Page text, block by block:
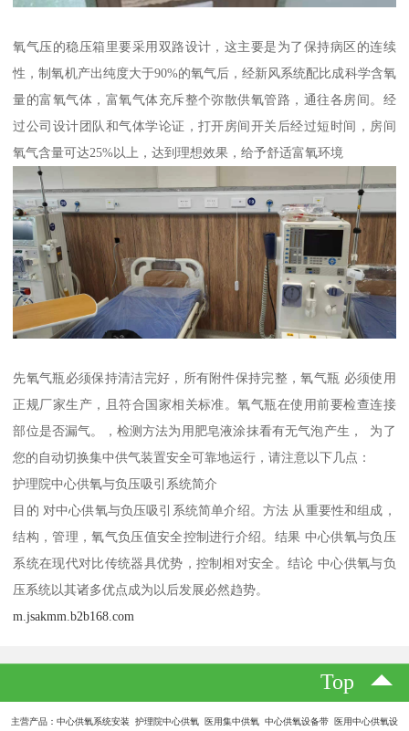
氧气压的稳压箱里要采用双路设计，这主要是为了保持病区的连续
性，制氧机产出纯度大于90%的氧气后，经新风系统配比成科学含氧
量的富氧气体，富氧气体充斥整个弥散供氧管路，通往各房间。经
过公司设计团队和气体学论证，打开房间开关后经过短时间，房间
氧气含量可达25%以上，达到理想效果，给予舒适富氧环境
先氧气瓶必须保持清洁完好，所有附件保持完整，氧气瓶 必须使用
正规厂家生产，且符合国家相关标准。氧气瓶在使用前要检查连接
部位是否漏气。，检测方法为用肥皂液涂抹看有无气泡产生， 为了
您的自动切换集中供气装置安全可靠地运行，请注意以下几点：
护理院中心供氧与负压吸引系统简介
目的 对中心供氧与负压吸引系统简单介绍。方法 从重要性和组成，
结构，管理，氧气负压值安全控制进行介绍。结果 中心供氧与负压
系统在现代对比传统器具优势，控制相对安全。结论 中心供氧与负
压系统以其诸多优点成为以后发展必然趋势。
m.jsakmm.b2b168.com
Top
主营产品：中心供氧系统安装 护理院中心供氧 医用集中供氧 中心供氧设备带 医用中心供氧设